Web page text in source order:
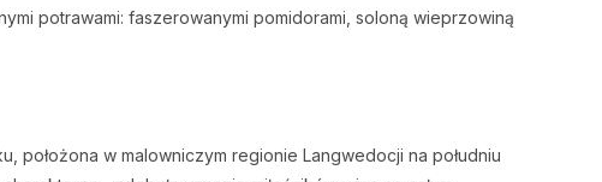
potrawami: faszerowanymi pomidorami, soloną wieprzowiną
położona w malowniczym regionie Langwedocji na południu